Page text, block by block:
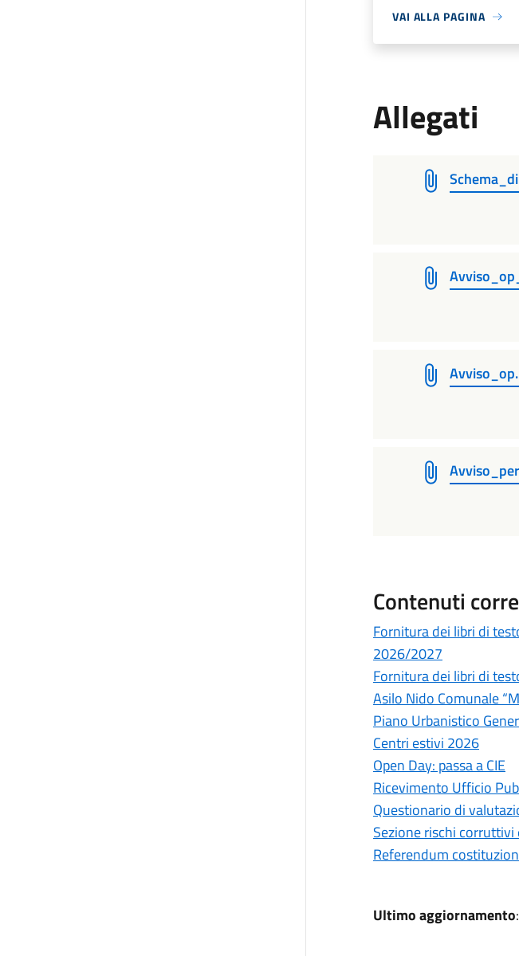
VAI ALLA PAGINA
Allegati
Contenuti
Fornitura dei libri di
2026/2027
Fornitura dei libri di
Asilo Nido Comunale
Piano Urbanistico
Centri estivi 2026
Open Day: passa a CIE
Ricevimento Ufficio
Questionario di
Sezione rischi
Referendum
Ultimo aggiornamento